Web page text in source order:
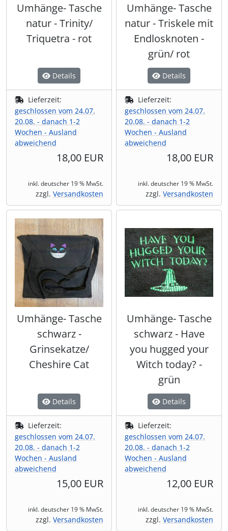
Umhänge- Tasche
natur - Trinity/
Triquetra - rot
Details
Lieferzeit:
geschlossen vom 24.07.
20.08. - danach 1-2
Wochen - Ausland
abweichend
18,00 EUR
inkl. deutscher 19 % MwSt.
zzgl. Versandkosten
Umhänge- Tasche
natur - Triskele mit
Endlosknoten -
grün/ rot
Details
Lieferzeit:
geschlossen vom 24.07.
20.08. - danach 1-2
Wochen - Ausland
abweichend
18,00 EUR
inkl. deutscher 19 % MwSt.
zzgl. Versandkosten
Umhänge- Tasche
schwarz -
Grinsekatze/
Cheshire Cat
Details
Lieferzeit:
geschlossen vom 24.07.
20.08. - danach 1-2
Wochen - Ausland
abweichend
15,00 EUR
inkl. deutscher 19 % MwSt.
zzgl. Versandkosten
Umhänge- Tasche
schwarz - Have
you hugged your
Witch today? -
grün
Details
Lieferzeit:
geschlossen vom 24.07.
20.08. - danach 1-2
Wochen - Ausland
abweichend
12,00 EUR
inkl. deutscher 19 % MwSt.
zzgl. Versandkosten